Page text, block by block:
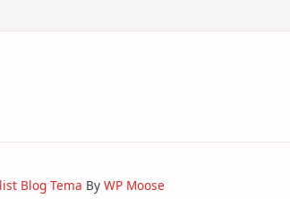
Blog Tema By WP Moose